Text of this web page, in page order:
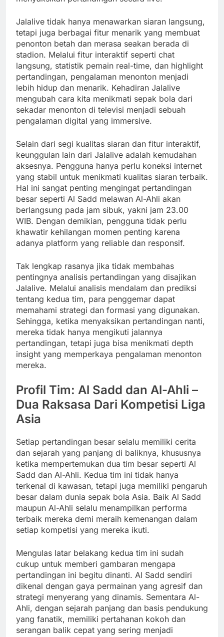
Jalalive tidak hanya menawarkan siaran langsung,
tetapi juga berbagai fitur menarik yang membuat
penonton betah dan merasa seakan berada di
stadion. Melalui fitur interaktif seperti chat
langsung, statistik pemain real-time, dan highlight
pertandingan, pengalaman menonton menjadi
lebih hidup dan menarik. Kehadiran Jalalive
mengubah cara kita menikmati sepak bola dari
sekadar menonton di televisi menjadi sebuah
pengalaman digital yang immersive.
Selain dari segi kualitas siaran dan fitur interaktif,
keunggulan lain dari Jalalive adalah kemudahan
aksesnya. Pengguna hanya perlu koneksi internet
yang stabil untuk menikmati kualitas siaran terbaik.
Hal ini sangat penting mengingat pertandingan
besar seperti Al Sadd melawan Al-Ahli akan
berlangsung pada jam sibuk, yakni jam 23.00
WIB. Dengan demikian, pengguna tidak perlu
khawatir kehilangan momen penting karena
adanya platform yang reliable dan responsif.
Tak lengkap rasanya jika tidak membahas
pentingnya analisis pertandingan yang disajikan
Jalalive. Melalui analisis mendalam dan prediksi
tentang kedua tim, para penggemar dapat
memahami strategi dan formasi yang digunakan.
Sehingga, ketika menyaksikan pertandingan nanti,
mereka tidak hanya mengikuti jalannya
pertandingan, tetapi juga bisa menikmati depth
insight yang memperkaya pengalaman menonton
mereka.
Profil Tim: Al Sadd dan Al-Ahli –
Dua Raksasa Dari Kompetisi Liga
Asia
Setiap pertandingan besar selalu memiliki cerita
dan sejarah yang panjang di baliknya, khususnya
ketika mempertemukan dua tim besar seperti Al
Sadd dan Al-Ahli. Kedua tim ini tidak hanya
terkenal di kawasan, tetapi juga memiliki pengaruh
besar dalam dunia sepak bola Asia. Baik Al Sadd
maupun Al-Ahli selalu menampilkan performa
terbaik mereka demi meraih kemenangan dalam
setiap kompetisi yang mereka ikuti.
Mengulas latar belakang kedua tim ini sudah
cukup untuk memberi gambaran mengapa
pertandingan ini begitu dinanti. Al Sadd sendiri
dikenal dengan gaya permainan yang agresif dan
strategi menyerang yang dinamis. Sementara Al-
Ahli, dengan sejarah panjang dan basis pendukung
yang fanatik, memiliki pertahanan kokoh dan
serangan balik cepat yang sering menjadi